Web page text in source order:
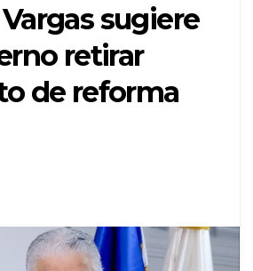
sugiere
retirar
de reforma